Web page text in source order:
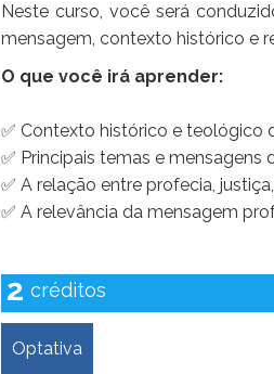
‍Neste curso, você será
mensagem, contexto histórico e
O que você irá aprender:
✅ Contexto histórico e teológico
✅ Principais temas e mensagens
✅ A relação entre profecia,
✅ A relevância da mensagem
2 créditos
Optativa